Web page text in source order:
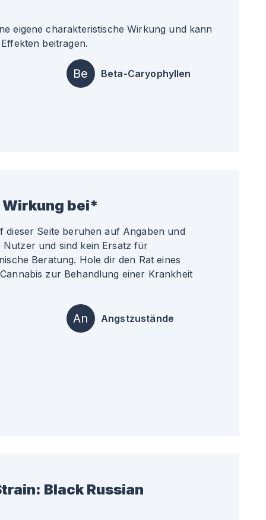
eigene charakteristische Wirkung und kann
beitragen.
Be Beta-Caryophyllen
bei*
dieser Seite beruhen auf Angaben und
und sind kein Ersatz für
Beratung. Hole dir den Rat eines
zur Behandlung einer Krankheit
An Angstzustände
Black Russian